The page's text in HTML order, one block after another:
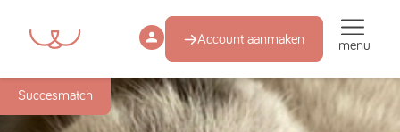
Account aanmaken menu
Succesmatch